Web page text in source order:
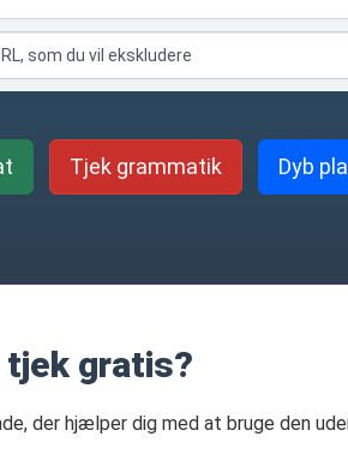
Tjek grammatik Dyb
tjek gratis?
der hjælper dig med at bruge den